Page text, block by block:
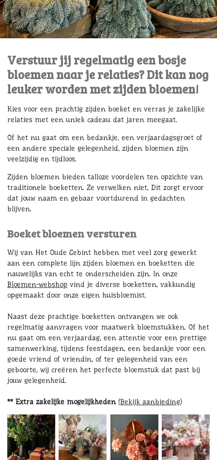
Verstuur jij regelmatig een bosje
bloemen naar je relaties? Dit kan nog
leuker worden met zijden bloemen!
Kies voor een prachtig zijden boeket en verras je zakelijke
relaties met een uniek cadeau dat jaren meegaat.
Of het nu gaat om een bedankje, een verjaardagsgroet of
een andere speciale gelegenheid, zijden bloemen zijn
veelzijdig en tijdloos.
Zijden bloemen bieden talloze voordelen ten opzichte van
traditionele boeketten. Ze verwelken niet, Dit zorgt ervoor
dat jouw naam en gebaar voortdurend in gedachten
blijven.
Boeket bloemen versturen
Wij van Het Oude Gebint hebben met veel zorg gewerkt
aan een complete lijn zijden bloemen en boeketten die
nauwelijks van echt te onderscheiden zijn. In onze
Bloemen-webshop vind je diverse boeketten, vakkundig
opgemaakt door onze eigen huisbloemist.
Naast deze prachtige boeketten ontvangen we ook
regelmatig aanvragen voor maatwerk bloemstukken. Of het
nu gaat om een verjaardag, een attentie voor een prettige
samenwerking, tijdens feestdagen, een bedankje voor een
goede vriend of vriendin, of ter gelegenheid van een
geboorte, wij creëren het perfecte bloemstuk dat past bij
jouw gelegenheid.
** Extra zakelijke mogelijkheden (Bekijk aanbieding)